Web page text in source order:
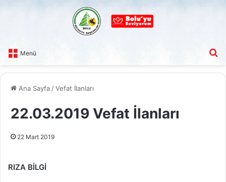
Menü
Ana Sayfa /Vefat İlanları
22.03.2019 Vefat İlanları
22 Mart 2019
RIZA BİLGİ